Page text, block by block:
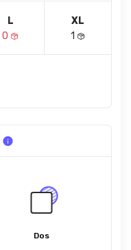
L
0
XL
1
Dos